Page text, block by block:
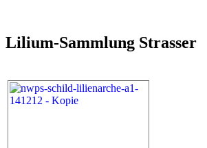
Lilium-Sammlung Strasser